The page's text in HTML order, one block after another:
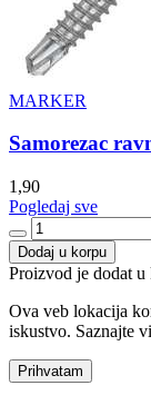
MARKER
Samorezac
1,90
Pogledaj sve
Dodaj u korpu
Proizvod je dodat u
Ova veb lokacija
iskustvo. Saznajte
Prihvatam